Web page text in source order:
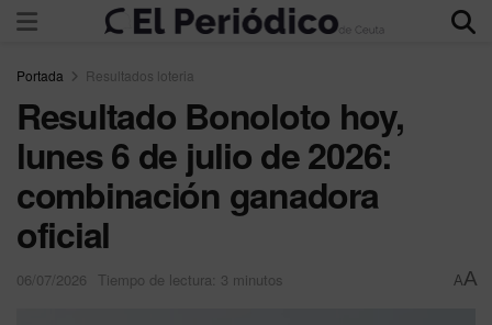
Portada Resultados loteria
Resultado Bonoloto hoy,
lunes 6 de julio de 2026:
combinación ganadora
oficial
06/07/2026 Tiempo de lectura: 3 minutos AA